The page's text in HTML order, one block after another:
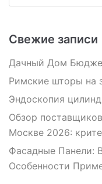
Свежие записи
Дачный Дом
Римские шторы на
Эндоскопия
Обзор
Москве 2026:
Фасадные Панели:
Особенности